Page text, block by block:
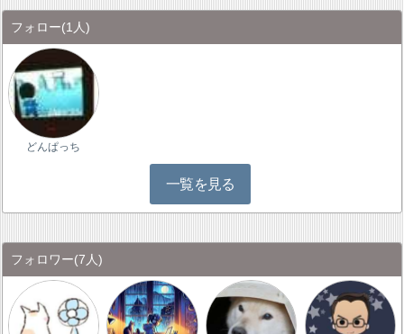
フォロー(1人)
どんぱっち
一覧を見る
フォロワー(7人)